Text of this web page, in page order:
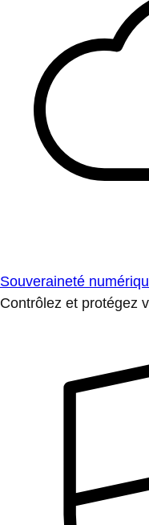
Souveraineté
Contrôlez et protégez